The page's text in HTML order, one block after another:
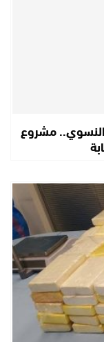
النسوي.. مشروع